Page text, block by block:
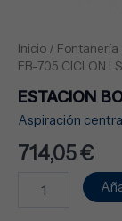
Inicio / Fontanería
EB-705 CICLON LS
ESTACION
Aspiración
714,05€